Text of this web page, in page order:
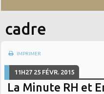
cadre
IMPRIMER
11H27 25 FÉVR. 2015
La Minute RH et